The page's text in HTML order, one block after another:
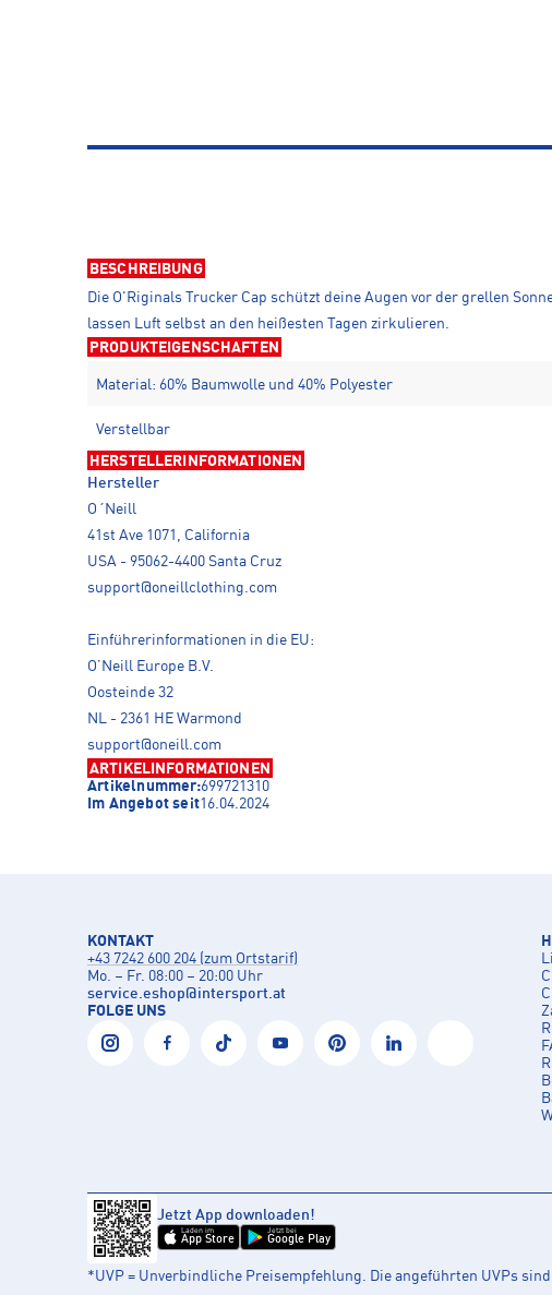
BESCHREIBUNG
Die O'Riginals Trucker Cap schützt deine Augen vor der grellen
lassen Luft selbst an den heißesten Tagen zirkulieren.
PRODUKTEIGENSCHAFTEN
Material: 60% Baumwolle und 40% Polyester
Verstellbar
HERSTELLERINFORMATIONEN
Hersteller
O´Neill
41st Ave 1071, California
USA - 95062-4400 Santa Cruz
support@oneillclothing.com
Einführerinformationen in die EU:
O’Neill Europe B.V.
Oosteinde 32
NL - 2361 HE Warmond
support@oneill.com
ARTIKELINFORMATIONEN
Artikelnummer:699721310
Im Angebot seit16.04.2024
KONTAKT
+43 7242 600 204 (zum Ortstarif)
Mo. – Fr. 08:00 – 20:00 Uhr
service.eshop@intersport.at
FOLGE UNS
Jetzt App downloaden!
Laden im
App Store
Jetzt bei
Google Play
*UVP = Unverbindliche Preisempfehlung. Die angeführten UVPs